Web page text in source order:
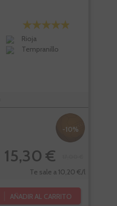
Rioja
Tempranillo
-10%
15,30 €
Te sale a 10,20 €/l
AÑADIR AL CARRITO